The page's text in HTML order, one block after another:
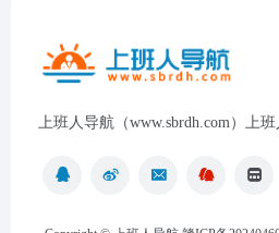
上班人导航（www.sbrdh.com）上